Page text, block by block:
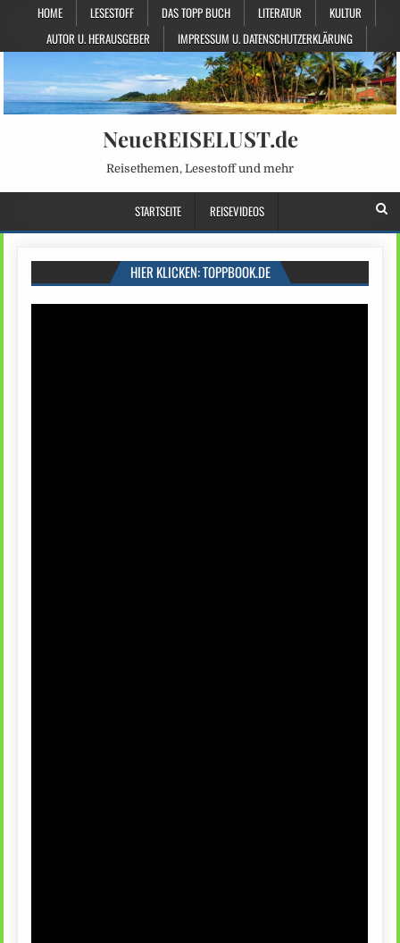
HOME LESESTOFF DAS TOPP BUCH LITERATUR
KULTUR
AUTOR U. HERAUSGEBER
IMPRESSUM U. DATENSCHUTZERKLÄRUNG
NeueREISELUST.de
Reisethemen, Lesestoff und mehr
STARTSEITE REISEVIDEOS
HIER KLICKEN: TOPPBOOK.DE